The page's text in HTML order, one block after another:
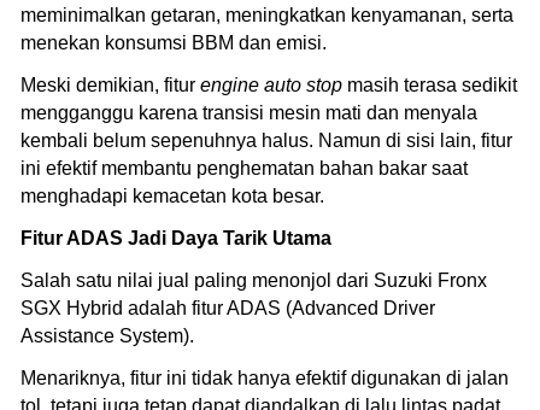
meminimalkan getaran, meningkatkan kenyamanan, serta
menekan konsumsi BBM dan emisi.
Meski demikian, fitur engine auto stop masih terasa sedikit
mengganggu karena transisi mesin mati dan menyala
kembali belum sepenuhnya halus. Namun di sisi lain, fitur
ini efektif membantu penghematan bahan bakar saat
menghadapi kemacetan kota besar.
Fitur ADAS Jadi Daya Tarik Utama
Salah satu nilai jual paling menonjol dari Suzuki Fronx
SGX Hybrid adalah fitur ADAS (Advanced Driver
Assistance System).
Menariknya, fitur ini tidak hanya efektif digunakan di jalan